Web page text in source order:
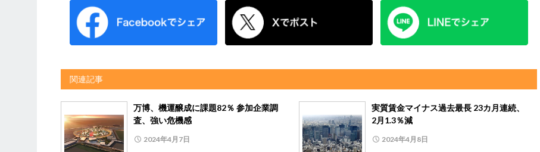
関連記事
万博、機運醸成に課題82％ 参加企業調
査、強い危機感
2024年4月7日
実質賃金マイナス過去最長 23カ月連続、
2月1.3％減
2024年4月8日